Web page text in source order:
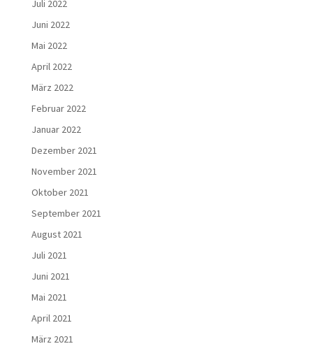
Juli 2022
Juni 2022
Mai 2022
April 2022
März 2022
Februar 2022
Januar 2022
Dezember 2021
November 2021
Oktober 2021
September 2021
August 2021
Juli 2021
Juni 2021
Mai 2021
April 2021
März 2021